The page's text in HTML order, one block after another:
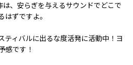
、安らぎを与えるサウンドでどこで
ずですよ。
ィバルに出るな度活発に活動中！ヨ
感です！